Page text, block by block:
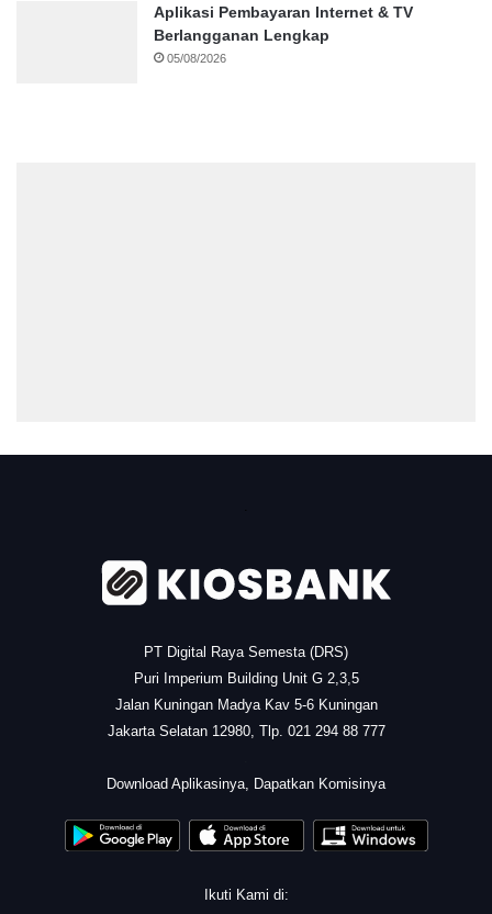
Aplikasi Pembayaran Internet & TV
Berlangganan Lengkap
05/08/2026
PT Digital Raya Semesta (DRS)
Puri Imperium Building Unit G 2,3,5
Jalan Kuningan Madya Kav 5-6 Kuningan
Jakarta Selatan 12980, Tlp. 021 294 88 777
Download Aplikasinya, Dapatkan Komisinya
Ikuti Kami di: